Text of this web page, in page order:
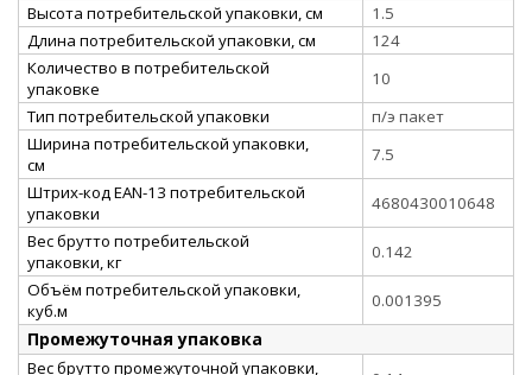
Высота потребительской упаковки, см
1.5
Длина потребительской упаковки, см
124
Количество в потребительской
упаковке
10
Тип потребительской упаковки
п/э пакет
Ширина потребительской упаковки,
см
7.5
Штрих-код EAN-13 потребительской
упаковки
4680430010648
Вес брутто потребительской
упаковки, кг
0.142
Объём потребительской упаковки,
куб.м
0.001395
Промежуточная упаковка
Вес брутто промежуточной упаковки,